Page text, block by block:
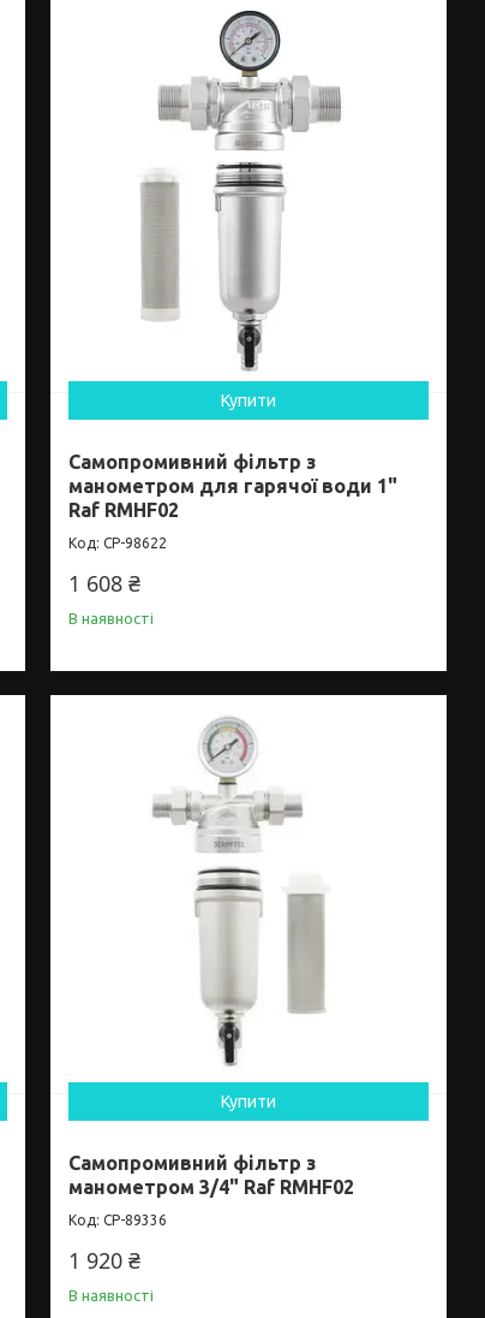
Купити
Самопромивний фільтр з
манометром для гарячої води 1"
Raf RMHF02
CP-98622
1 608 ₴
В наявності
Купити
Самопромивний фільтр з
манометром 3/4" Raf RMHF02
CP-89336
1 920 ₴
В наявності